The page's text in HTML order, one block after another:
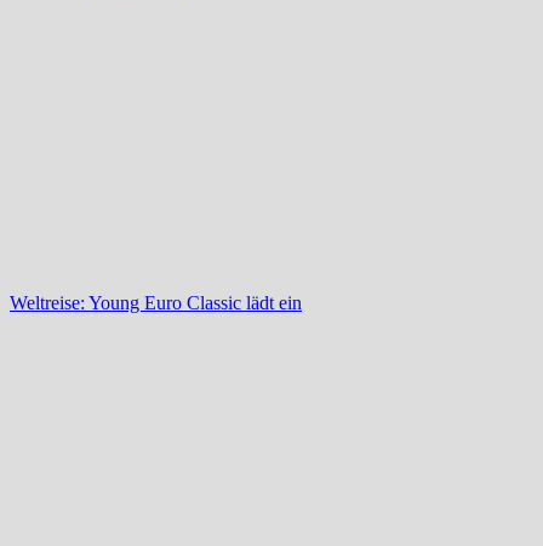
Weltreise: Young Euro Classic lädt ein